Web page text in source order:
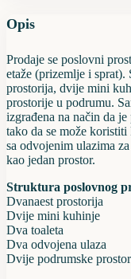
Opis
Prodaje se poslovni
etaže (prizemlje i sprat).
prostorija, dvije mini
prostorije u podrumu.
izgrađena na način da
tako da se može
sa odvojenim ulazima
kao jedan prostor.
Struktura poslovnog
Dvanaest prostorija
Dvije mini kuhinje
Dva toaleta
Dva odvojena ulaza
Dvije podrumske